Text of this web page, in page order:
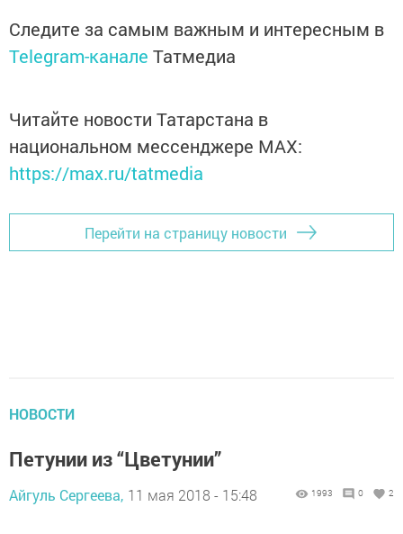
Следите за самым важным и интересным в
Telegram-канале Татмедиа
Читайте новости Татарстана в
национальном мессенджере MАХ:
https://max.ru/tatmedia
Перейти на страницу новости
НОВОСТИ
Петунии из “Цветунии”
Айгуль Сергеева, 11 мая 2018 - 15:48 1993 0 2